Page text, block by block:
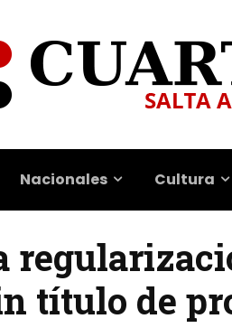
Nacionales Cultura
título de